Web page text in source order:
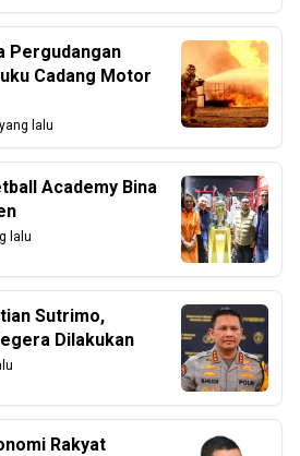
Pergudangan
Cadang Motor
lalu
Academy Bina
lalu
Sutrimo,
Dilakukan
Rakyat